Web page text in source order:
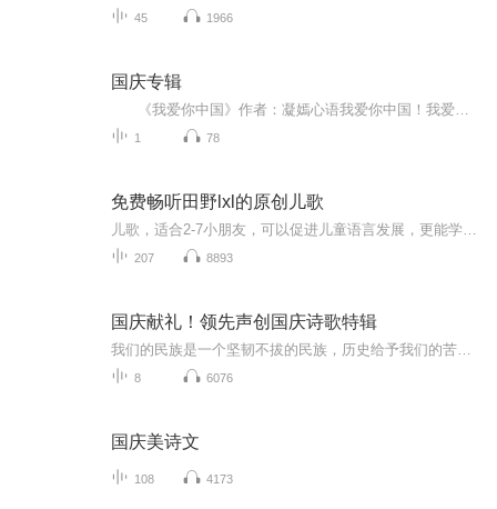
45 1966
国庆专辑
1 78
免费畅听田野lxl的原创儿歌
207 8893
国庆献礼！领先声创国庆诗歌特辑
8 6076
国庆美诗文
108 4173